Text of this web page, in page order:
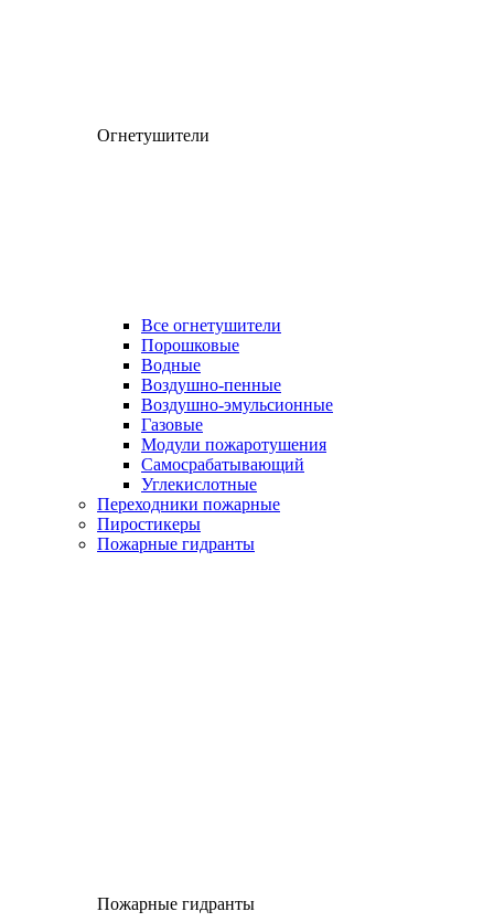
Огнетушители
Все огнетушители
Порошковые
Водные
Воздушно-пенные
Воздушно-эмульсионные
Газовые
Модули пожаротушения
Самосрабатывающий
Углекислотные
Переходники пожарные
Пиростикеры
Пожарные гидранты
Пожарные гидранты